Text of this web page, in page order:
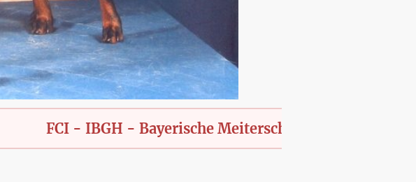
FCI - IBGH - Bayerische Meiterschaft des KfT., offen für